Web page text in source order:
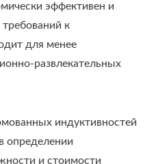
эффективен и
к
для менее
развлекательных
индуктивностей
определении
и стоимости